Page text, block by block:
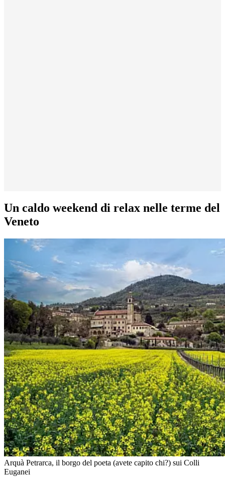
Un caldo weekend di relax nelle terme del
Veneto
Arquà Petrarca, il borgo del poeta (avete capito chi?) sui Colli
Euganei